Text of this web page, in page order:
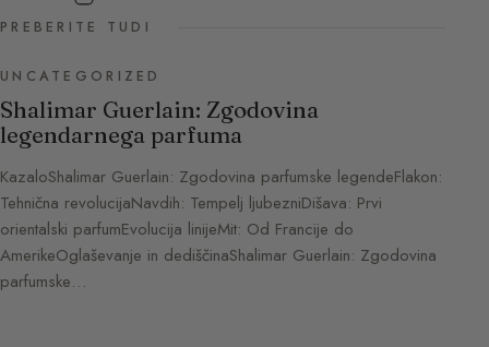
PREBERITE TUDI
UNCATEGORIZED
Shalimar Guerlain: Zgodovina
legendarnega parfuma
KazaloShalimar Guerlain: Zgodovina parfumske legendeFlakon:
Tehnična revolucijaNavdih: Tempelj ljubezniDišava: Prvi
orientalski parfumEvolucija linijeMit: Od Francije do
AmerikeOglaševanje in dediščinaShalimar Guerlain: Zgodovina
parfumske…